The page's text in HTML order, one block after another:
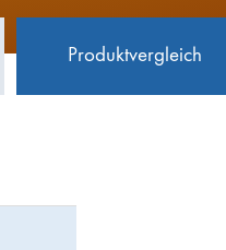
Produktvergleich